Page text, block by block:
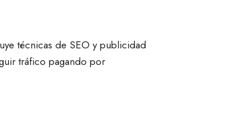
técnicas de SEO y publicidad
tráfico pagando por